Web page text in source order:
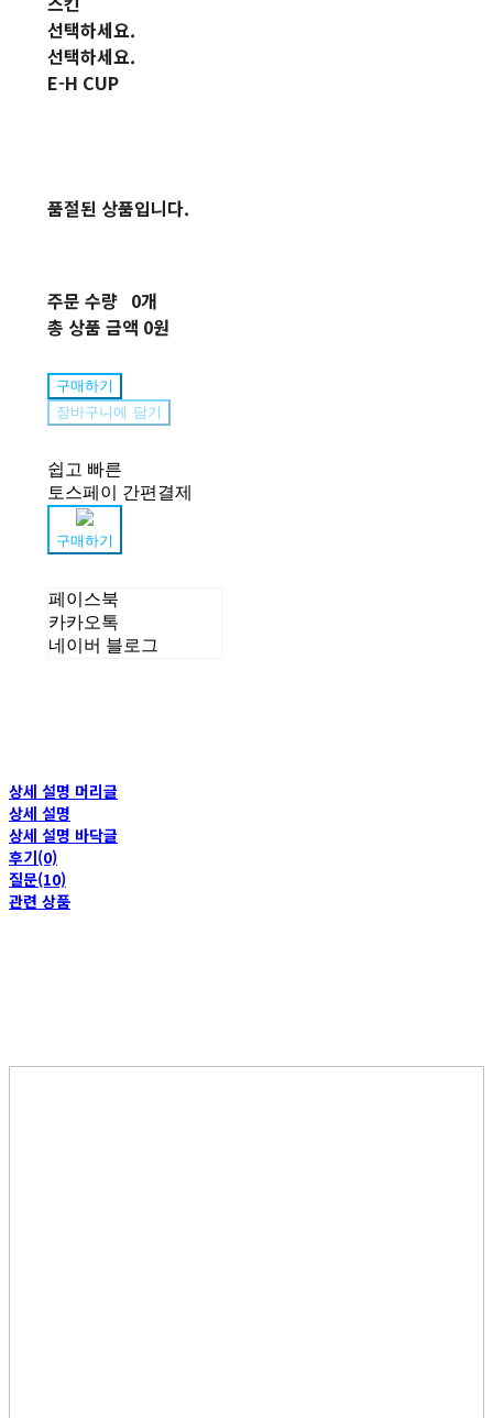
선택하세요.
선택하세요.
E-H CUP
품절된 상품입니다.
주문 수량 0개
총 상품 금액 0원
구매하기
장바구니에 담기
쉽고 빠른
토스페이 간편결제
구매하기
페이스북
카카오톡
네이버 블로그
상세 설명 머리글
상세 설명
상세 설명 바닥글
후기(0)
질문(10)
관련 상품